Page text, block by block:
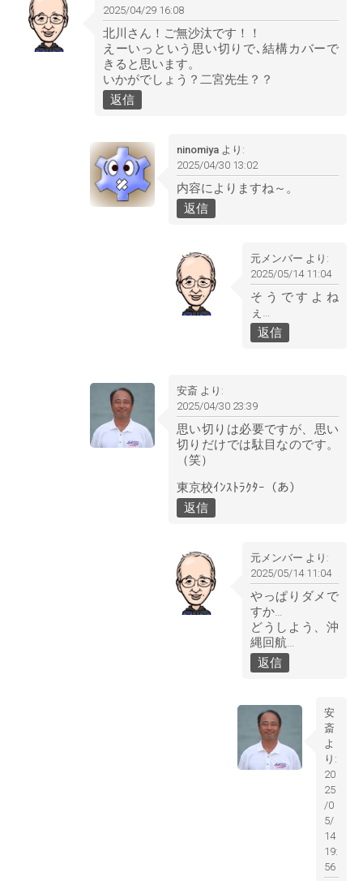
2025/04/29 16:08
北川さん！ご無沙汰です！！
えーいっという思い切りで､結構カバーで
きると思います。
いかがでしょう？二宮先生？？
返信
ninomiya より:
2025/04/30 13:02
内容によりますね～。
返信
元メンバー より:
2025/05/14 11:04
そうですよね
ぇ…
返信
安斎 より:
2025/04/30 23:39
思い切りは必要ですが、思い
切りだけでは駄目なのです。
（笑）
東京校ｲﾝｽﾄﾗｸﾀｰ（あ）
返信
元メンバー より:
2025/05/14 11:04
やっぱりダメで
すか…
どうしよう、沖
縄回航…
返信
安
斎
よ
り:
20
25
/0
5/
14
19:
56